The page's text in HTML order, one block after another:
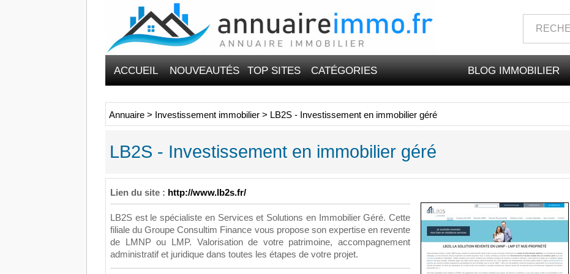
ACCUEIL NOUVEAUTÉS TOP SITES CATÉGORIES BLOG IMMOBILIER
Annuaire > Investissement immobilier > LB2S - Investissement en immobilier géré
LB2S - Investissement en immobilier géré
Lien du site : http://www.lb2s.fr/
LB2S est le spécialiste en Services et Solutions en Immobilier Géré. Cette
filiale du Groupe Consultim Finance vous propose son expertise en revente
de LMNP ou LMP. Valorisation de votre patrimoine, accompagnement
administratif et juridique dans toutes les étapes de votre projet.